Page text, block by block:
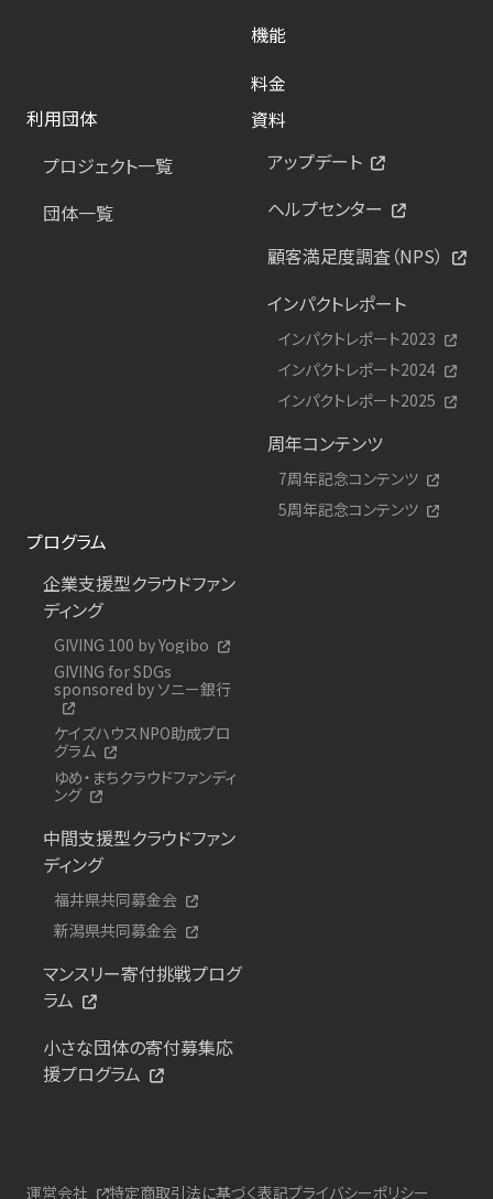
機能
料金
利用団体
プロジェクト一覧
団体一覧
資料
アップデート
ヘルプセンター
顧客満足度調査（NPS）
インパクトレポート
インパクトレポート2023
インパクトレポート2024
インパクトレポート2025
周年コンテンツ
7周年記念コンテンツ
5周年記念コンテンツ
プログラム
企業支援型クラウドファン
ディング
GIVING 100 by Yogibo
GIVING for SDGs
sponsored by ソニー銀行
ケイズハウスNPO助成プロ
グラム
ゆめ・まちクラウドファンディ
ング
中間支援型クラウドファン
ディング
福井県共同募金会
新潟県共同募金会
マンスリー寄付挑戦プログ
ラム
小さな団体の寄付募集応
援プログラム
運営会社 特定商取引法に基づく表記プライバシーポリシー